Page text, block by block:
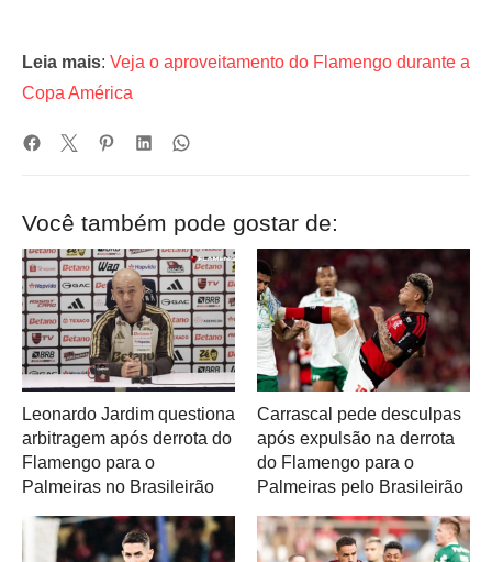
Leia mais: Veja o aproveitamento do Flamengo durante a
Copa América
Você também pode gostar de:
Leonardo Jardim questiona
arbitragem após derrota do
Flamengo para o
Palmeiras no Brasileirão
Carrascal pede desculpas
após expulsão na derrota
do Flamengo para o
Palmeiras pelo Brasileirão